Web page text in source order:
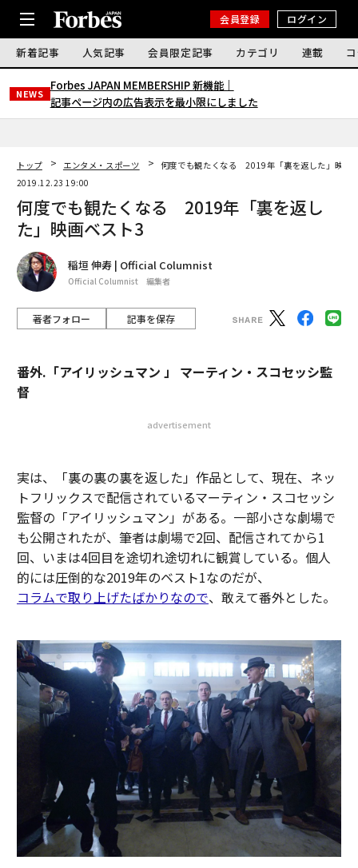
会員登録 ログイン
新着記事 人気記事 会員限定記事 カテゴリ 連載
NEWS
Forbes JAPAN MEMBERSHIP 新機能｜
記事ページ内の広告表示を最小限にしました
トップ エンタメ・スポーツ
何度でも観たくなる 2019年「裏を返した」映画
2019.12.23 19:00
何度でも観たくなる 2019年「裏を返し
た」映画ベスト3
稲垣 伸寿 | Official Columnist
Official Columnist 編集者
著者フォロー 記事を保存
番外.「アイリッシュマン 」 マーティン・スコセッシ監
督
advertisement
実は、「裏の裏の裏を返した」作品として、現在、ネッ
トフリックスで配信されているマーティン・スコセッシ
監督の「アイリッシュマン」がある。一部小さな劇場で
も公開されたが、筆者は劇場で2回、配信されてから1
回、いまは4回目を途切れ途切れに観賞している。個人
的には圧倒的な2019年のベスト1なのだが、
コラムで取り上げたばかりなので、敢えて番外とした。